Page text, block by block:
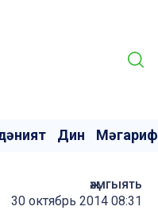
Дин Мәгариф
җәмгыять
30 октябрь 2014 08:31